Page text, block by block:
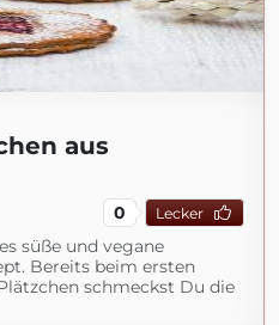
aus
0 Lecker
süße und vegane
Bereits beim ersten
schmeckst Du die